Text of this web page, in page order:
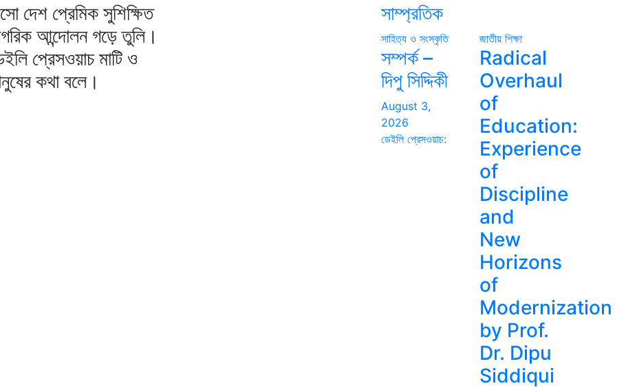
দেশ প্রেমিক সুশিক্ষিত
আন্দোলন গড়ে তুলি।
প্রেসওয়াচ মাটি ও
কথা বলে।
সাম্প্রতিক
সাহিত্য ও সংস্কৃতি
সম্পর্ক –
দিপু সিদ্দিকী
August 3,
2026
ডেইলি প্রেসওয়াচ:
জাতীয় শিক্ষা
Radical
Overhaul
of
Education:
Experience
of
Discipline
and
New
Horizons
of
Modernization
by Prof.
Dr. Dipu
Siddiqui